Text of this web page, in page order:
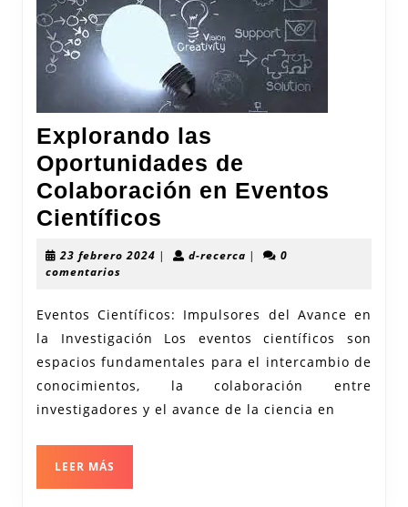
Explorando las
Oportunidades de
Colaboración en Eventos
Científicos
las
Colaboración
en
Eventos
Científicos
23 febrero 2024 23| d-recercad-|
0
comentarios
Eventos Científicos: Impulsores del Avance en
la Investigación Los eventos científicos son
espacios fundamentales para el intercambio de
conocimientos, la colaboración entre
investigadores y el avance de la ciencia en
LEER MÁS